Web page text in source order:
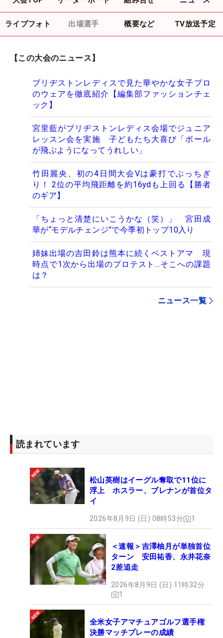
ライブフォト 出場選手 概要など TV放送予定
【この大会のニュース】
ブリヂストンレディスで見た華やかな女子プロ
のウェアを徹底紹介【編集部ファッションチェ
ック】
宮里藍がブリヂストンレディス会場でジュニア
レッスン会を実施 子どもたち大喜び「ボール
が飛ぶようになってうれしい」
竹田麗央、初の4日間大会Vは豪打でぶっちぎ
り！ 2位の平均飛距離を約16ydも上回る【勝者
のギア】
「ちょっと清楚にいこうかな（笑）」 宮田成
華が“モデルチェンジ”で今季初トップ10入り
姉妹出場の吉田鈴は熊本に続くベストアマ 現
時点で1次から出場のプロテスト…そこへの課題
は？
ニュース一覧
読まれています
松山英樹はイーグル奪取で11位に
浮上 ホスラー、ブレナンが首位タ
イ
2026年8月9日 (日) 08時53分 1
＜速報＞吉澤柚月が単独首位
ターン 安田祐香、永井花奈
2差追走
2026年8月9日 (日) 11時32分
1
全米女子アマチュアゴルフ選手権
決勝マッチプレーの成績